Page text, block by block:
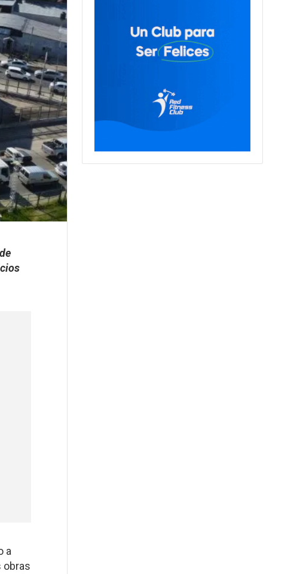
a
obras